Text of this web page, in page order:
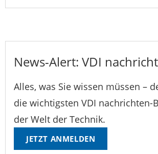
News-Alert: VDI
Alles, was Sie wissen müssen –
die wichtigsten VDI nachrichten-
der Welt der Technik.
JETZT ANMELDEN